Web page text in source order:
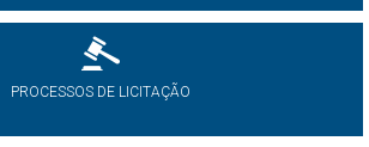
PROCESSOS DE LICITAÇÃO